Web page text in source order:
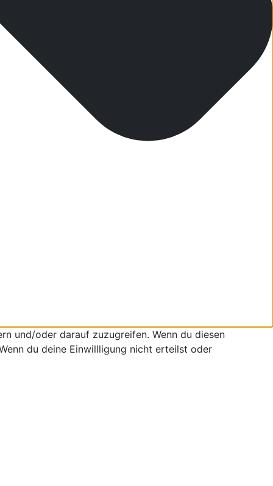
und/oder darauf zuzugreifen. Wenn du diesen
du deine Einwillligung nicht erteilst oder